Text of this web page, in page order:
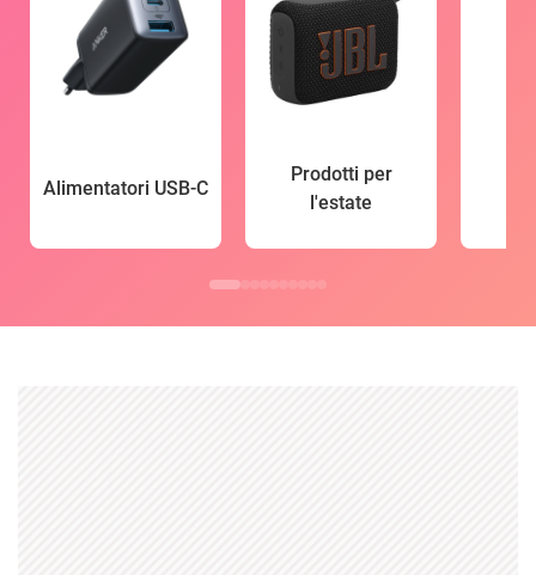
Alimentatori USB-C
Prodotti per
l'estate